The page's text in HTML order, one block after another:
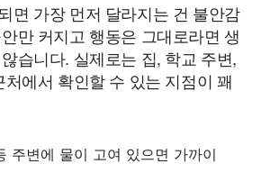
면 가장 먼저 달라지는 건 불안감
만 커지고 행동은 그대로라면 생
습니다. 실제로는 집, 학교 주변,
에서 확인할 수 있는 지점이 꽤
주변에 물이 고여 있으면 가까이